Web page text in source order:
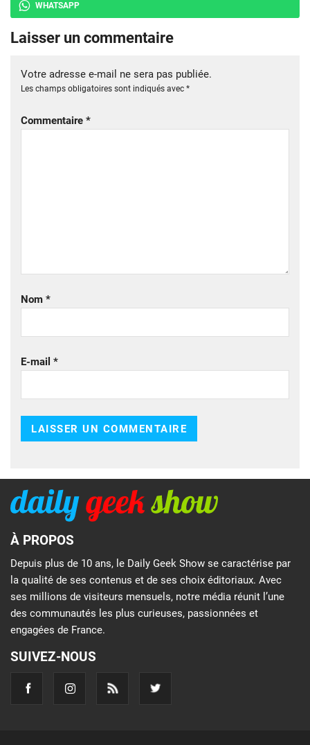
WHATSAPP
Laisser un commentaire
Votre adresse e-mail ne sera pas publiée.
Les champs obligatoires sont indiqués avec *
Commentaire *
Nom *
E-mail *
À PROPOS
Depuis plus de 10 ans, le Daily Geek Show se caractérise par
la qualité de ses contenus et de ses choix éditoriaux. Avec
ses millions de visiteurs mensuels, notre média réunit l’une
des communautés les plus curieuses, passionnées et
engagées de France.
SUIVEZ-NOUS